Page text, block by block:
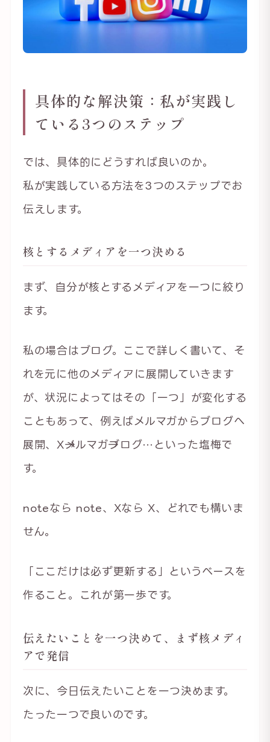
具体的な解決策：私が実践し
ている3つのステップ
では、具体的にどうすれば良いのか。
私が実践している方法を3つのステップでお
伝えします。
核とするメディアを一つ決める
まず、自分が核とするメディアを一つに絞り
ます。
私の場合はブログ。ここで詳しく書いて、そ
れを元に他のメディアに展開していきます
が、状況によってはその「一つ」が変化する
こともあって、例えばメルマガからブログへ
展開、X→メルマガ→ブログ…といった塩梅で
す。
noteなら note、Xなら X、どれでも構いま
せん。
「ここだけは必ず更新する」というベースを
作ること。これが第一歩です。
伝えたいことを一つ決めて、まず核メディ
アで発信
次に、今日伝えたいことを一つ決めます。
たった一つで良いのです。